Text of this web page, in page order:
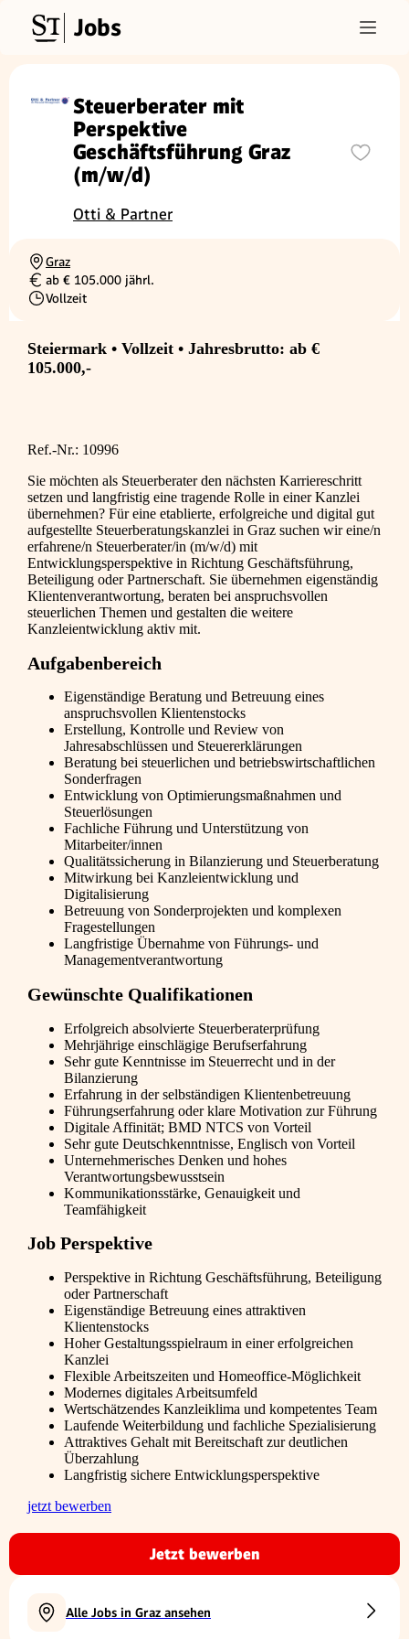
Jobs
Steuerberater mit
Perspektive
Geschäftsführung Graz
(m/w/d)
Otti & Partner
Ortschaft
Graz
Gehalt
ab € 105.000 jährl.
Beschäftigungsart
Vollzeit
Steiermark • Vollzeit • Jahresbrutto: ab €
105.000,-
Ref.-Nr.: 10996
Sie möchten als Steuerberater den nächsten Karriereschritt
setzen und langfristig eine tragende Rolle in einer Kanzlei
übernehmen? Für eine etablierte, erfolgreiche und digital gut
aufgestellte Steuerberatungskanzlei in Graz suchen wir eine/n
erfahrene/n Steuerberater/in (m/w/d) mit
Entwicklungsperspektive in Richtung Geschäftsführung,
Beteiligung oder Partnerschaft. Sie übernehmen eigenständig
Klientenverantwortung, beraten bei anspruchsvollen
steuerlichen Themen und gestalten die weitere
Kanzleientwicklung aktiv mit.
Aufgabenbereich
Eigenständige Beratung und Betreuung eines
anspruchsvollen Klientenstocks
Erstellung, Kontrolle und Review von
Jahresabschlüssen und Steuererklärungen
Beratung bei steuerlichen und betriebswirtschaftlichen
Sonderfragen
Entwicklung von Optimierungsmaßnahmen und
Steuerlösungen
Fachliche Führung und Unterstützung von
Mitarbeiter/innen
Qualitätssicherung in Bilanzierung und Steuerberatung
Mitwirkung bei Kanzleientwicklung und
Digitalisierung
Betreuung von Sonderprojekten und komplexen
Fragestellungen
Langfristige Übernahme von Führungs- und
Managementverantwortung
Gewünschte Qualifikationen
Erfolgreich absolvierte Steuerberaterprüfung
Mehrjährige einschlägige Berufserfahrung
Sehr gute Kenntnisse im Steuerrecht und in der
Bilanzierung
Erfahrung in der selbständigen Klientenbetreuung
Führungserfahrung oder klare Motivation zur Führung
Digitale Affinität; BMD NTCS von Vorteil
Sehr gute Deutschkenntnisse, Englisch von Vorteil
Unternehmerisches Denken und hohes
Verantwortungsbewusstsein
Kommunikationsstärke, Genauigkeit und
Teamfähigkeit
Job Perspektive
Perspektive in Richtung Geschäftsführung, Beteiligung
oder Partnerschaft
Eigenständige Betreuung eines attraktiven
Klientenstocks
Hoher Gestaltungsspielraum in einer erfolgreichen
Kanzlei
Flexible Arbeitszeiten und Homeoffice-Möglichkeit
Modernes digitales Arbeitsumfeld
Wertschätzendes Kanzleiklima und kompetentes Team
Laufende Weiterbildung und fachliche Spezialisierung
Attraktives Gehalt mit Bereitschaft zur deutlichen
Überzahlung
Langfristig sichere Entwicklungsperspektive
jetzt bewerben
Jetzt bewerben
Alle Jobs in Graz ansehen